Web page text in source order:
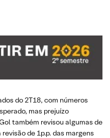
do 2T18, com números
mas prejuízo
também revisou algumas de
de 1p.p. das margens